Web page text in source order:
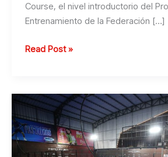
Course, el nivel introductorio del
Entrenamiento de la Federación […]
¡Llega
el
primer
curso
oficial
para
Read Post »